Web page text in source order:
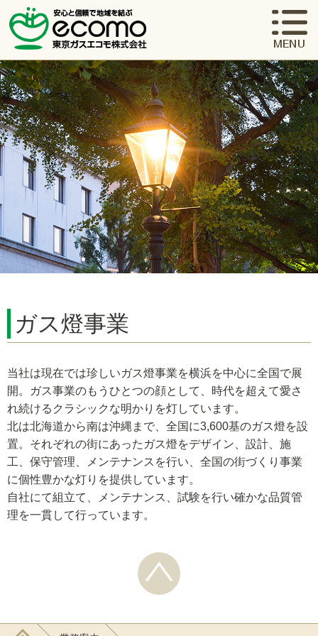
ガス燈事業
当社は現在では珍しいガス燈事業を横浜を中心に全国で展
開。ガス事業のもうひとつの顔として、時代を超えて愛さ
れ続けるクラシックな明かりを灯しています。
北は北海道から南は沖縄まで、全国に3,600基のガス燈を設
置。それぞれの街にあったガス燈をデザイン、設計、施
工、保守管理、メンテナンスを行い、全国の街づくり事業
に個性豊かな灯りを提供しています。
自社にて組立て、メンテナンス、試験を行い確かな品質管
理を一貫して行っています。